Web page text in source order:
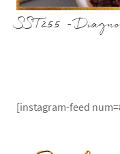
SST255 –
[instagram-feed